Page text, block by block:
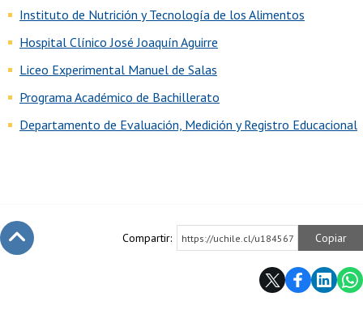
Instituto de Nutrición y Tecnología de los Alimentos
Hospital Clínico José Joaquín Aguirre
Liceo Experimental Manuel de Salas
Programa Académico de Bachillerato
Departamento de Evaluación, Medición y Registro Educacional
Compartir: https://uchile.cl/u184567 Copiar